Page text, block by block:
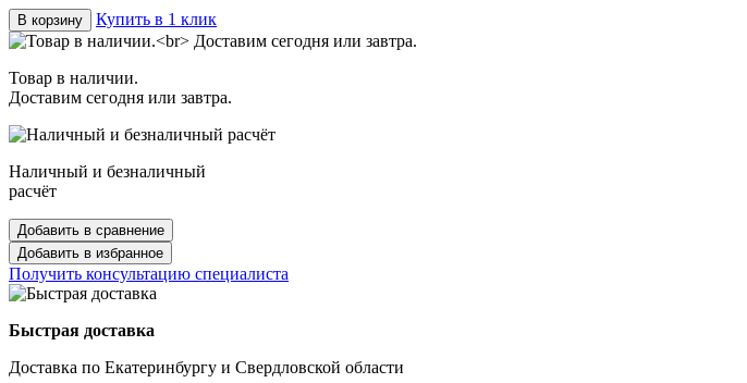
В корзину Купить в 1 клик
Товар в наличии.
Доставим сегодня или завтра.
Наличный и безналичный
расчёт
Добавить в сравнение
Добавить в избранное
Получить консультацию специалиста
Быстрая доставка
Доставка по Екатеринбургу и Свердловской области